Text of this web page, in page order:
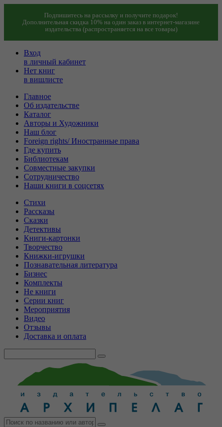
Подпишитесь на рассылку и получите подарок!
Дополнительная скидка 10% на один заказ в интернет-магазине
издательства (распространяется на все товары)
Вход
в личный кабинет
Нет книг
в вишлисте
Главное
Об издательстве
Каталог
Авторы и Художники
Наш блог
Foreign rights/ Иностранные права
Где купить
Библиотекам
Совместные закупки
Сотрудничество
Наши книги в соцсетях
Стихи
Рассказы
Сказки
Детективы
Книги-картонки
Творчество
Книжки-игрушки
Познавательная литература
Бизнес
Комплекты
Не книги
Серии книг
Мероприятия
Видео
Отзывы
Доставка и оплата